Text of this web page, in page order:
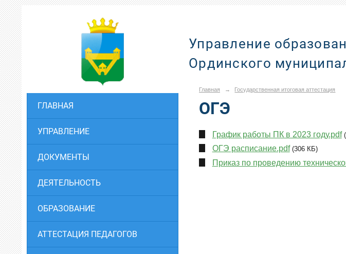
ГЛАВНАЯ
УПРАВЛЕНИЕ
ДОКУМЕНТЫ
ДЕЯТЕЛЬНОСТЬ
ОБРАЗОВАНИЕ
АТТЕСТАЦИЯ ПЕДАГОГОВ
Управление
Ординского
Главная → Государственная итоговая аттестация
ОГЭ
График работы ПК в 2023 году.pdf
ОГЭ расписание.pdf (306 КБ)
Приказ по проведению